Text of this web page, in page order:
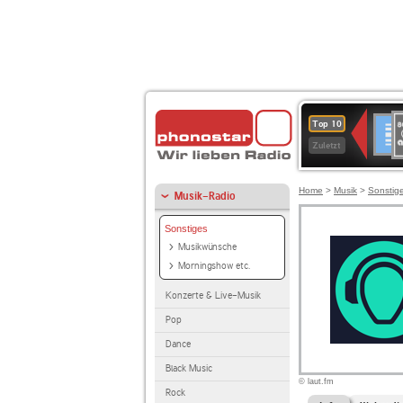
Top 10
Zuletzt
Musik-Radio
Sonstiges
Musikwünsche
Morningshow etc.
Konzerte & Live-Musik
Pop
Dance
Black Music
Rock
Home > Musik >
© laut.fm